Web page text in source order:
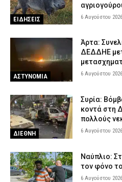
ΕΙΔΗΣΕΙΣ 6 Αυγούστου
ΑΣΤΥΝΟΜΙΑ
Άρτα:
ΔΕΔΔΗΕ
6 Αυγούστου
ΔΙΕΘΝΗ
Συρία:
κοντά στη
πολλούς
6 Αυγούστου
Ναύπλιο:
τον φόνο
6 Αυγούστου